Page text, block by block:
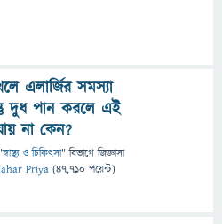
এলার্জির সমস্যা
দুধ পান করলে এই
না কেন?
"স্বাস্থ্য ও চিকিৎসা" বিভাগে জিজ্ঞাসা
Priya (47,710 পয়েন্ট)